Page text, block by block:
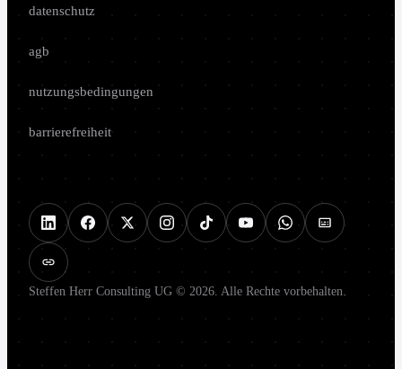
datenschutz
agb
nutzungsbedingungen
barrierefreiheit
Steffen Herr Consulting UG © 2026. Alle Rechte vorbehalten.